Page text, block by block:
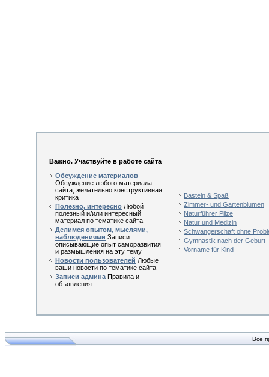
Важно. Участвуйте в работе сайта
Обсуждение материалов
Обсуждение любого материала
сайта, желательно конструктивная
критика
Полезно, интересно Любой
полезный и/или интересный
материал по тематике сайта
Делимся опытом, мыслями,
наблюдениями Записи
описывающие опыт саморазвития
и размышления на эту тему
Новости пользователей Любые
ваши новости по тематике сайта
Записи админа Правила и
объявления
Basteln & Spaß
Zimmer- und Gartenblumen
Naturführer Pilze
Natur und Medizin
Schwangerschaft ohne
Gymnastik nach der Geburt
Vorname für Kind
Все